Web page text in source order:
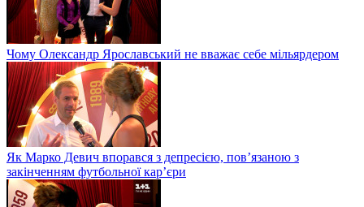
Чому Олександр Ярославський не вважає себе мільярдером
Як Марко Девич впорався з депресією, пов’язаною з
закінченням футбольної кар’єри